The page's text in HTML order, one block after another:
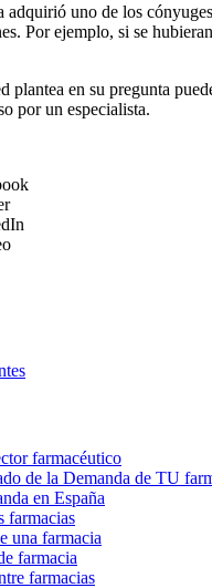
uno de los
Por ejemplo, si se
plantea en su pregunta
por un especialista.
farmacéutico
de la Demanda de TU
en España
farmacias
una farmacia
farmacia
farmacias